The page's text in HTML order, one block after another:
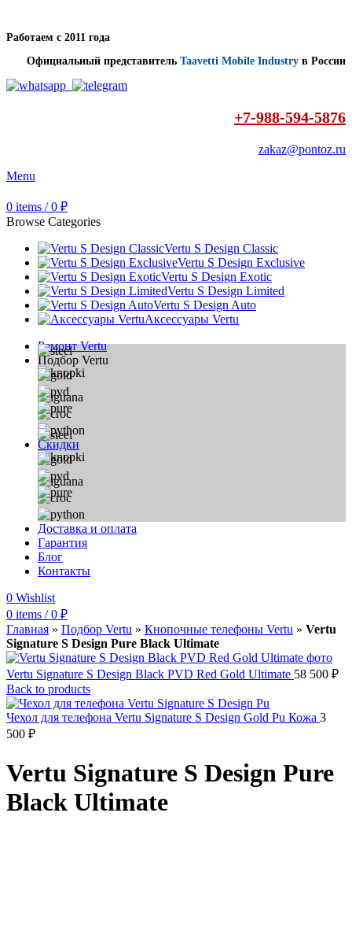
Работаем с 2011 года
Официальный представитель Taavetti Mobile Industry в России
+7-988-594-5876
zakaz@pontoz.ru
Menu
0 items / 0 ₽
Browse Categories
Vertu S Design Classic
Vertu S Design Exclusive
Vertu S Design Exotic
Vertu S Design Limited
Vertu S Design Auto
Аксессуары Vertu
Ремонт Vertu
Подбор Vertu
Скидки
Доставка и оплата
Гарантия
Блог
Контакты
0 Wishlist
0 items / 0 ₽
Главная » Подбор Vertu » Кнопочные телефоны Vertu » Vertu
Signature S Design Pure Black Ultimate
Vertu Signature S Design Black PVD Red Gold Ultimate 58 500 ₽
Back to products
Чехол для телефона Vertu Signature S Design Gold Pu Кожа 3
500 ₽
Vertu Signature S Design Pure
Black Ultimate